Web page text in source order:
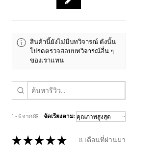
ไม่สามารถใช้แทนการรักษา
ทางการแพทย์หรือจิตวิทยา
ข้าพเจ้าไม่ใช่ผู้ให้คำปรึกษา
ทางการแพทย์ และไม่สามารถ
•พลังงานนี้ไม่ได้รับการรับรอง
ทางวิทยาศาสตร์
• ผลลัพธ์อาจแตกต่างกันไป
•ไม่สามารถรับประกันผลลัพธ์
สินค้านี้ยังไม่มีบทวิจารณ์ ดังนั้น
โปรดตรวจสอบบทวิจารณ์อื่น ๆ
ของเราแทน
1 - 6 จาก 88 จัดเรียงตาม:
★★★★★ 8 เดือนที่ผ่านมา